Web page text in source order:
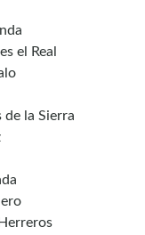
el Real
la Sierra